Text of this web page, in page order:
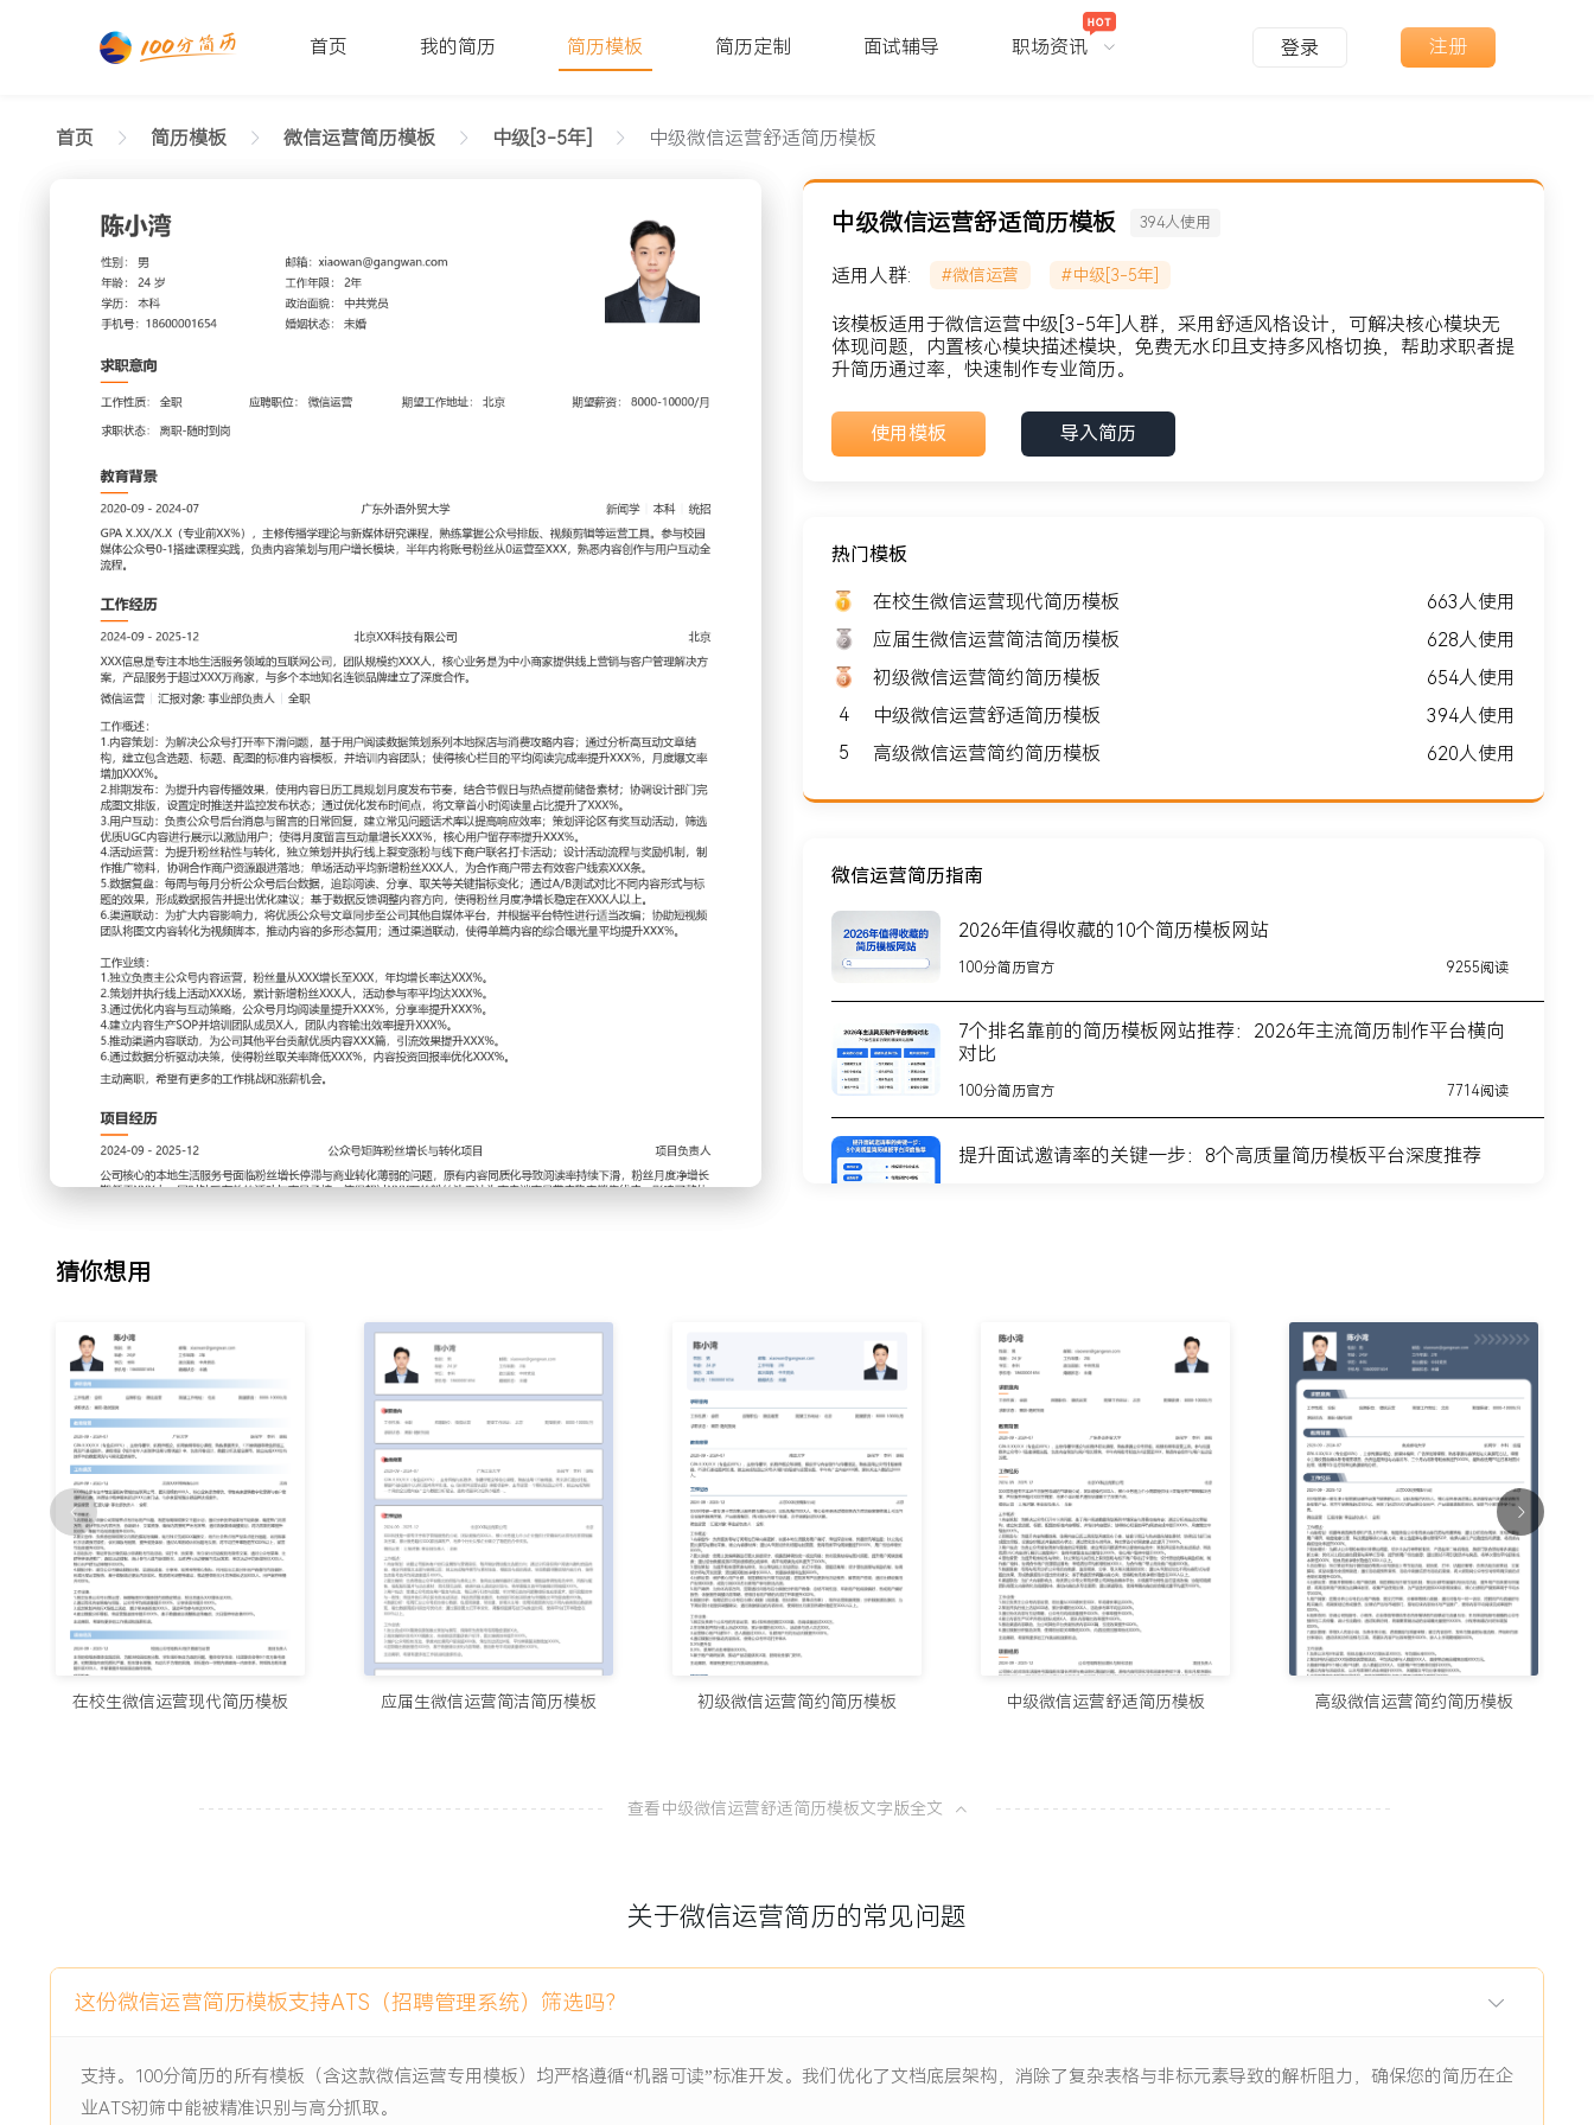
首页 我的简历 简历模板 简历定制 面试辅导 职场资讯 登录 注册
首页 简历模板 微信运营简历模板 中级[3-5年] 中级微信运营舒适简历模板
正在查看中级微信运营舒适简历模板文字版
陈小湾
性别: 男年龄: 26学历: 本科
求职意向
工作性质: 全职
求职状态: 离职-随时到岗
工作经历
2024-09
XXX信息是专注本地生活服务领域的互联网公司，团队规模约XXX人，核心业务是为中小
商家提供线上营销与客户管理解决方案，产品服务于超过XXX万商家，与多个本地知名连
锁品牌建立了深度合作。
微信运营汇报对象：部门总监
工作概述：
攻略内容；通过分析高互动文章结构，建立包含选题、标题、配图的标准内容模板，并培
训内容团队；使得核心栏目的平均阅读完成率提升XXX%，月度爆文率增加XXX%。
2.排期发布：为提升内容传播效果，使用内容日历工具规划月度发布节奏，结合节假日与
热点提前储备素材；协调设计部门完成图文排版，设置定时推送并监控发布状态；通过优
3.用户互动：负责公众号后台消息与留言的日常回复，建立常见问题话术库以提高响应效
率；策划评论区有奖互动活动，筛选优质UGC内容进行展示以激励用户；使得月度留言互
动量增长XXX%，核心用户留存率提升XXX%。
平均新增粉丝XXX人，为合作商户带去有效客户线索XXX条。
通过A/B测试对比不同内容形式与标题的效果，形成数据报告并提出优化建议；基于数据
反馈调整内容方向，使得粉丝月度净增长稳定在XXX人以上。
6.渠道联动：为扩大内容影响力，将优质公众号文章同步至公司其他自媒体平台，并根据
平台特性进行适当改编；协助短视频团队将图文内容转化为视频脚本，推动内容的多形态
复用；通过渠道联动，使得单篇内容的综合曝光量平均提升XXX%。
工作业绩：
1.独立负责主公众号内容运营，粉丝量从XXX增长至XXX，年均增长率达XXX%。
2.策划并执行线上活动XXX场，累计新增粉丝XXX人，活动参与率平均达XXX%。
3.通过优化内容与互动策略，公众号月均阅读量提升XXX%，分享率提升XXX%。
4.建立内容生产SOP并培训团队成员X人，团队内容输出效率提升XXX%。
5.推动渠道内容联动，为公司其他平台贡献优质内容XXX篇，引流效果提升XXX%。
6.通过数据分析驱动决策，使得粉丝取关率降低XXX%，内容投资回报率优化XXX%。
致阅读率持续下滑，粉丝月度净增长期低于XXX人，同时缺乏有效的活动与产品承接，使
得超过XXX万的粉丝池无法为商户端产品带来稳定销售线索，影响了整体业务的增长。
1.内容体系重构：负责主导公众号内容方向调整，从单纯资讯发布转向“攻略+福利”深度服
务模式；建立包含选题库、标准化模板与审核流程的内容生产体系，确保内容质量与调性
中级微信运营舒适简历模板 394人使用
适用人群: #微信运营 #中级[3-5年]
该模板适用于微信运营中级[3-5年]人群，采用舒适风格设计，可解决核心模块无
体现问题，内置核心模块描述模块，免费无水印且支持多风格切换，帮助求职者提
升简历通过率，快速制作专业简历。
使用模板 导入简历
热门模板
在校生微信运营现代简历模板
663人使用
应届生微信运营简洁简历模板
628人使用
初级微信运营简约简历模板
654人使用
4
中级微信运营舒适简历模板
394人使用
5
高级微信运营简约简历模板 620人使用
微信运营简历指南
2026年值得收藏的10个简历模板网站
100分简历官方 9255阅读
7个排名靠前的简历模板网站推荐：2026年主流简历制作平台横向
对比
100分简历官方 7714阅读
提升面试邀请率的关键一步：8个高质量简历模板平台深度推荐
不会写简历？这8个高质量简历模板网站，帮你轻松迈出求职第一
100分简历官方 9915阅读
你的简历为什么总是被筛掉？试试这6个在线简历制作网站
100分简历官方 7354阅读
10个值得试用的制作简历网站与在线简历工具推荐（2026）
100分简历官方 5678阅读
8款AI简历生成工具实测：从智能制作到优化，国内外精选推荐
100分简历官方 9484阅读
猜你想用
在校生微信运营现代简历模板 应届生微信运营简洁简历模板 初级微信运营简约简历模板 中级微信运营舒适简历模板 高级微信运营简约简历模板
查看中级微信运营舒适简历模板文字版全文
关于微信运营简历的常见问题
这份微信运营简历模板支持ATS（招聘管理系统）筛选吗？
支持。100分简历的所有模板（含这款微信运营专用模板）均严格遵循“机器可读”标准开发。我们优化了文档底层架构，消除了复杂表格与非标元素导致的解析阻力，确保您的简历在企
业ATS初筛中能被精准识别与高分抓取。